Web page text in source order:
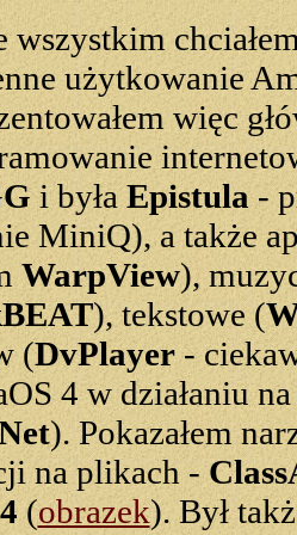
wszystkim
użytkowanie
więc
i byłaEpistula-
MiniQ), a także
WarpView),
), tekstowe (
(DvPlayer-
4 w działaniu
). Pokazałem
na plikach -
(obrazek). Był